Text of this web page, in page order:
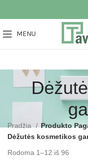
MENU
Pradžia
Produkto
Dėžutės kosmetikos
Rodoma 1–12 iš 96